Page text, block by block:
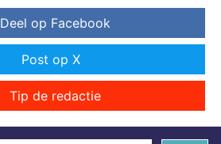
Deel op Facebook
Post op X
Tip de redactie